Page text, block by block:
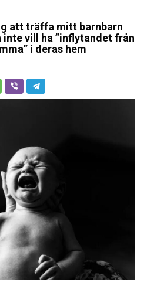
att träffa mitt barnbarn
inte vill ha ”inflytandet från
i deras hem